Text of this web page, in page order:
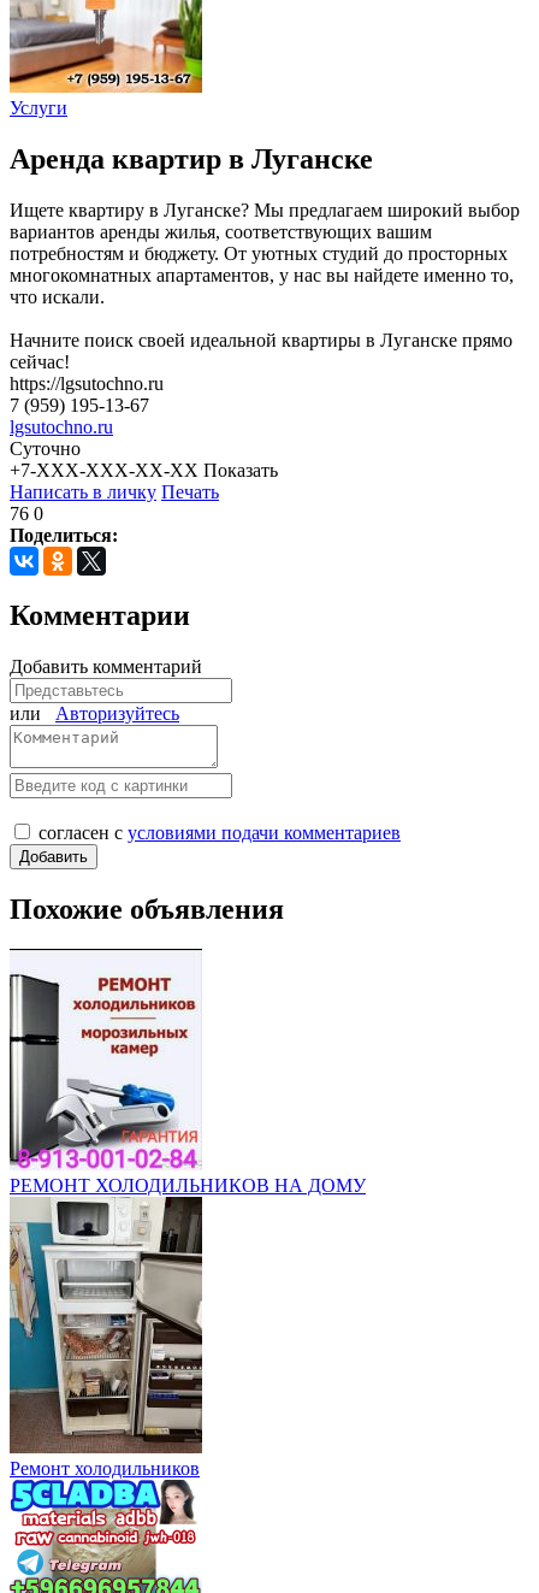
Услуги
Аренда квартир в Луганске
Ищете квартиру в Луганске? Мы предлагаем широкий выбор
вариантов аренды жилья, соответствующих вашим
потребностям и бюджету. От уютных студий до просторных
многокомнатных апартаментов, у нас вы найдете именно то,
что искали.
Начните поиск своей идеальной квартиры в Луганске прямо
сейчас!
https://lgsutochno.ru
7 (959) 195-13-67
lgsutochno.ru
Суточно
+7-XXX-XXX-XX-XX Показать
Написать в личку Печать
76 0
Поделиться:
Комментарии
Добавить комментарий
или Авторизуйтесь
согласен с условиями подачи комментариев
Похожие объявления
РЕМОНТ ХОЛОДИЛЬНИКОВ НА ДОМУ
Ремонт холодильников